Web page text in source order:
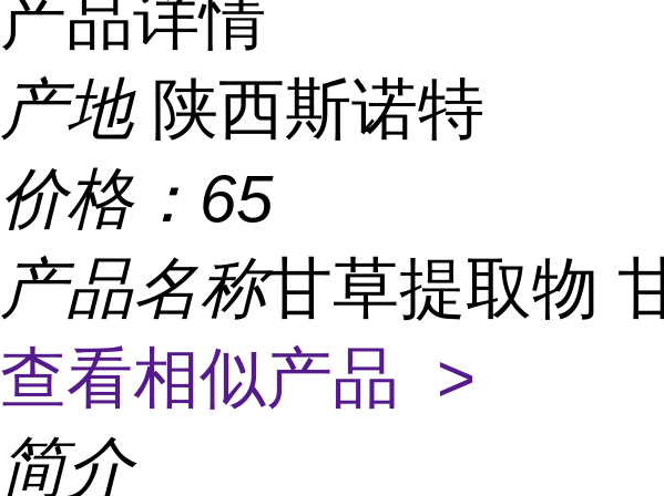
产品详情
产地 陕西斯诺特
价格： 65
产品名称甘草提取物
查看相似产品 >
简介